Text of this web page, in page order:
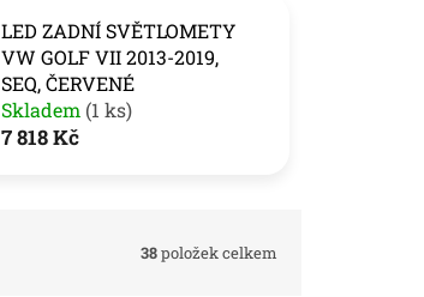
LED ZADNÍ SVĚTLOMETY
VW GOLF VII 2013-2019,
SEQ, ČERVENÉ
Skladem (1 ks)
7 818 Kč
38položek celkem